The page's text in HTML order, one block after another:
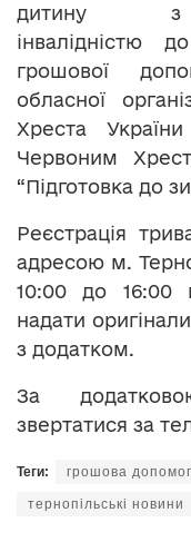
дитину з
інвалідністю
грошової
обласної
Хреста
Червоним
“Підготовка до
Реєстрація
адресою м.
10:00 до 16:00
надати
з додатком.
За
звертатися за
Теги: грошова
тернопільські новини